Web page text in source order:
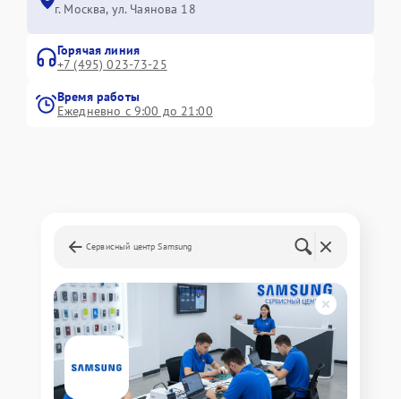
г. Москва, ул. Чаянова 18
Горячая линия
+7 (495) 023-73-25
Время работы
Ежедневно с 9:00 до 21:00
Сервисный центр Samsung